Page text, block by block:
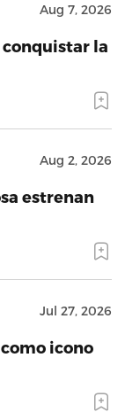
Aug 7, 2026
conquistar la
Aug 2, 2026
estrenan
Jul 27, 2026
icono